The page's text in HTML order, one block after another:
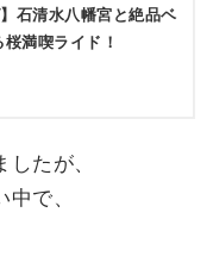
】石清水八幡宮と絶品ベ
満喫ライド！
たが、
で、